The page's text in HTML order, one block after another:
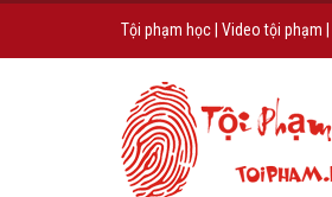
Tội phạm học Video tội phạm